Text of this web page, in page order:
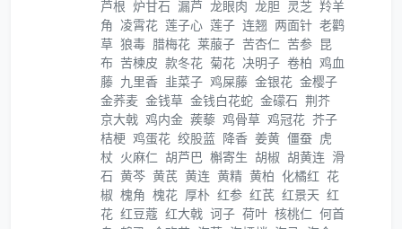
芦根 炉甘石 漏芦 龙眼肉 龙胆 灵芝 羚羊
角 凌霄花 莲子心 莲子 连翘 两面针 老鹳
草 狼毒 腊梅花 莱菔子 苦杏仁 苦参 昆
布 苦楝皮 款冬花 菊花 决明子 卷柏 鸡血
藤 九里香 韭菜子 鸡屎藤 金银花 金樱子
金荞麦 金钱草 金钱白花蛇 金礞石 荆芥
京大戟 鸡内金 蒺藜 鸡骨草 鸡冠花 芥子
桔梗 鸡蛋花 绞股蓝 降香 姜黄 僵蚕 虎
杖 火麻仁 胡芦巴 槲寄生 胡椒 胡黄连 滑
石 黄芩 黄芪 黄连 黄精 黄柏 化橘红 花
椒 槐角 槐花 厚朴 红参 红芪 红景天 红
花 红豆蔻 红大戟 诃子 荷叶 核桃仁 何首